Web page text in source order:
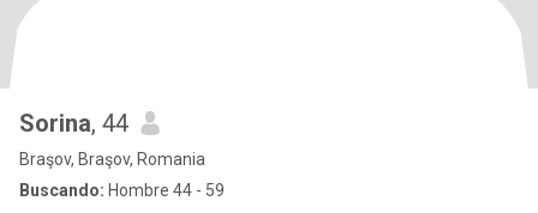
Sorina, 44
Braşov, Braşov, Romania
Buscando: Hombre 44 - 59